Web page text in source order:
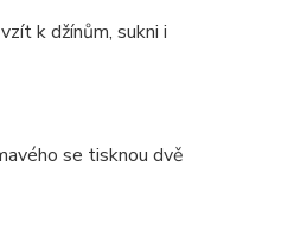
k džínům, sukni i
se tisknou dvě